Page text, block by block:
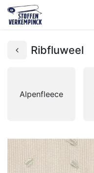
Ribfluweel
Alpenfleece